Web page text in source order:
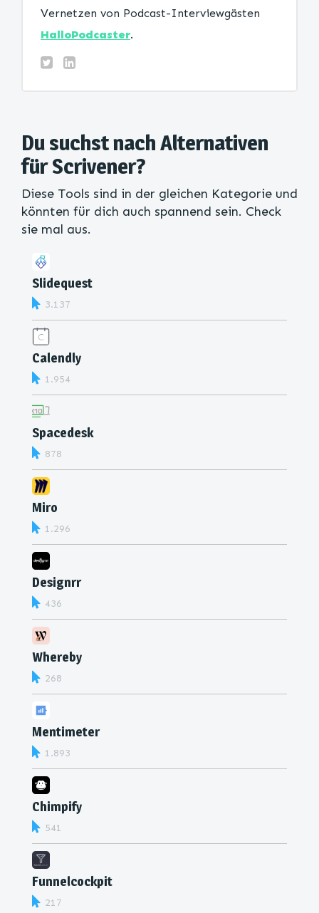
Vernetzen von Podcast-Interviewgästen
HalloPodcaster.
Du suchst nach Alternativen
für Scrivener?
Diese Tools sind in der gleichen Kategorie und
könnten für dich auch spannend sein. Check
sie mal aus.
Slidequest
3.137
Calendly
1.954
Spacedesk
878
Miro
1.296
Designrr
436
Whereby
268
Mentimeter
1.893
Chimpify
541
Funnelcockpit
217